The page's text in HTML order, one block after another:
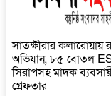
সাতক্ষীরার কলারোয়ায়
অভিযান, ৮৫ বোতল
সিরাপসহ মাদক
গ্রেফতার